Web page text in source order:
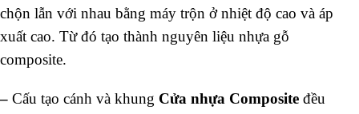
chộn lẫn với nhau bằng máy trộn ở nhiệt độ cao và áp
xuất cao. Từ đó tạo thành nguyên liệu nhựa gỗ
composite.
– Cấu tạo cánh và khung Cửa nhựa Composite đều